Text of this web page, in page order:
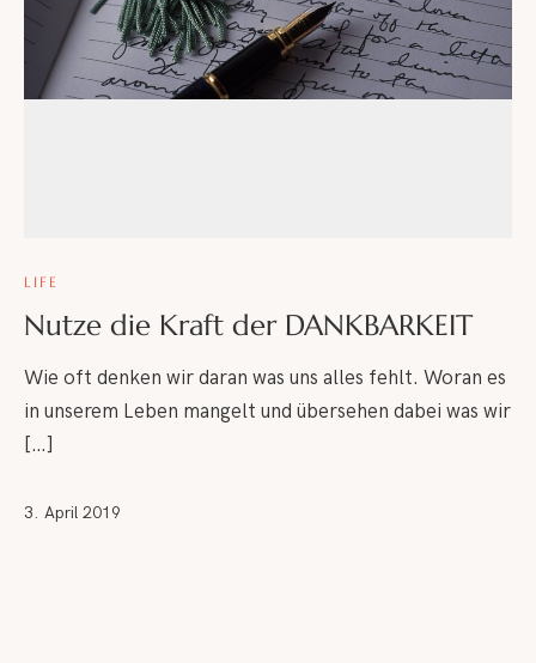
LIFE
Nutze die Kraft der DANKBARKEIT
Wie oft denken wir daran was uns alles fehlt. Woran es
in unserem Leben mangelt und übersehen dabei was wir
[…]
3. April 2019